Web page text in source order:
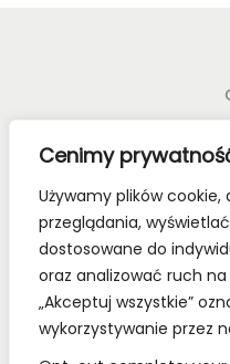
Cenimy
Używamy plików
przeglądania,
dostosowane do
oraz analizować ruch
„Akceptuj wszystkie”
wykorzystywanie przez
Bądź z nami na